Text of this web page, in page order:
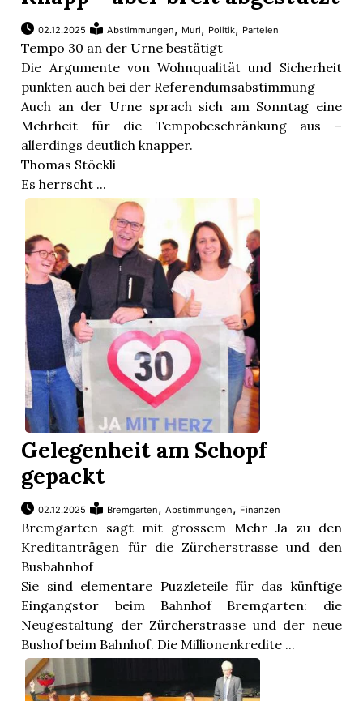
02.12.2025 Abstimmungen, Muri, Politik, Parteien
Tempo 30 an der Urne bestätigt
Die Argumente von Wohnqualität und Sicherheit
punkten auch bei der Referendumsabstimmung
Auch an der Urne sprach sich am Sonntag eine
Mehrheit für die Tempobeschränkung aus –
allerdings deutlich knapper.
Thomas Stöckli
Es herrscht ...
Gelegenheit am Schopf
gepackt
02.12.2025 Bremgarten,Abstimmungen, Finanzen
Bremgarten sagt mit grossem Mehr Ja zu den
Kreditanträgen für die Zürcherstrasse und den
Busbahnhof
Sie sind elementare Puzzleteile für das künftige
Eingangstor beim Bahnhof Bremgarten: die
Neugestaltung der Zürcherstrasse und der neue
Bushof beim Bahnhof. Die Millionenkredite ...